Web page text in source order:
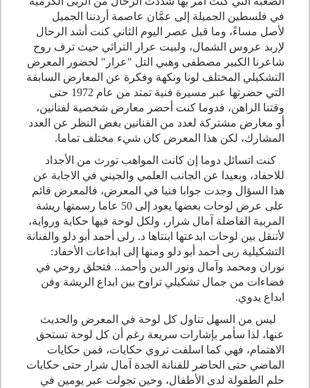
في فلسطين الجميلة إلى عمَّان عاصمة أردننا الجميل
لأصل مساءً، وما قبل عصر اليوم الثاني كنت أشد الرحال
لإربد عروس الشمال، ولبيت عرار التراثي حيث ترف روح
شاعرنا الكبير مصطفى وهبي التل "عرار" لحضور المعرض
التشكيلي المختلف لونا ونكهة وفكرة عن المعارض السابقة
التي حضرتها عبر مسيرة فنية تمتد من عام 1972 حتى
وقتنا الراهن، فدوما كنت أحضر معارض شخصية لفنانين،
أو معارض مشتركة لعدد من الفنانين بغض النظر عن العدد
المشارك، لكن هذا المعرض كان شيء مختلف تماما.
كنت اتسائل دوما إن كانت المواهب تورث من الأجداد
للاحفاد، وبعيدا عن الجانب العلمي والجيني في الاجابة عن
هذا السؤال وجدت جوابا فنيا في المعرض، فالمعرض قائم
على عرض لوحات بعضها يعود إلى 50 عاما رسمتها ريشة
المربية الفاضلة آمال شرار، ولكل لوحة فيها حكاية ورواية،
لأتنقل بين لوحات ابدعتها ابنتاها د. رلى أحمد أبو دلو والفنانة
التشكيلية ربى أحمد أبو دلو ومنها إلى ابداعات الأحفاد:
نوران ومحمد وآمال ونور الدين وأحمد.. فتحلق روحي في
فضاءات من جمال تشكيلي تراوح بين ابداع الريشة وفن
ابداع يدوي.
ليس من السهل تناول كل لوحة في المعرض والحديث
عنها، لذا سأمر بإشارات سريعة رغم أن كل لوحة تستحق
الاهتمام، فهي كما اسلفت تروي حكايات، فمن حكايات
الماضي حتى الحاضر للفنانة الجدة آمال شرار حتى حكايات
حلم الطفولة لدى الأطفال، وحين تجولت عبر يومين في